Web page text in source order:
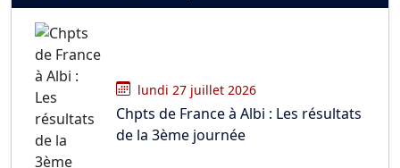
lundi 27 juillet 2026
Chpts de France à Albi : Les résultats
de la 3ème journée